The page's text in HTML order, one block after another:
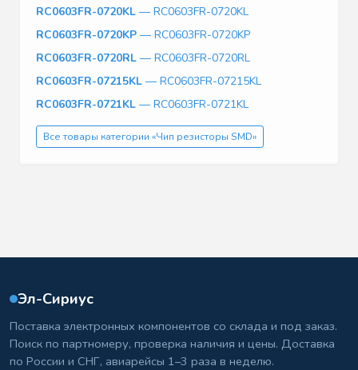
RC0603FR-0720KL — RC0603FR-0720KL
RC0603FR-0720KP — RC0603FR-0720KP
RC0603FR-0720RL — RC0603FR-0720RL
RC0603FR-07215KL — RC0603FR-07215KL
RC0603FR-0721KL — RC0603FR-0721KL
Все товары категории «Чип резисторы SMD»
Эл-Сириус
Поставка электронных компонентов со склада и под заказ.
Поиск по партномеру, проверка наличия и цены. Доставка
по России и СНГ, авиарейсы 1–3 раза в неделю.